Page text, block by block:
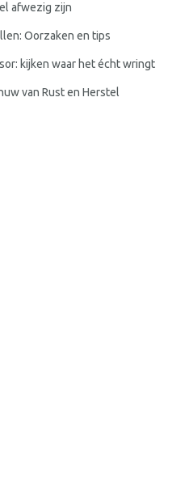
afwezig zijn
Oorzaken en tips
kijken waar het écht wringt
van Rust en Herstel